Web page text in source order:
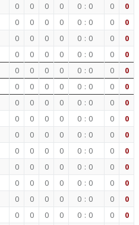
0 0 0 0 0 : 0 0 0
0 0 0 0 0 : 0 0 0
0 0 0 0 0 : 0 0 0
0 0 0 0 0 : 0 0 0
0 0 0 0 0 : 0 0 0
0 0 0 0 0 : 0 0 0
0 0 0 0 0 : 0 0 0
0 0 0 0 0 : 0 0 0
0 0 0 0 0 : 0 0 0
0 0 0 0 0 : 0 0 0
0 0 0 0 0 : 0 0 0
0 0 0 0 0 : 0 0 0
0 0 0 0 0 : 0 0 0
0 0 0 0 0 : 0 0 0